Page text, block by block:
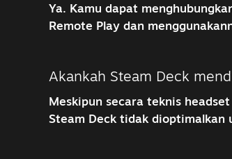
Ya. Kamu dapat
Remote Play dan
Akankah Steam Deck
Meskipun secara teknis
Steam Deck tidak dioptimalkan